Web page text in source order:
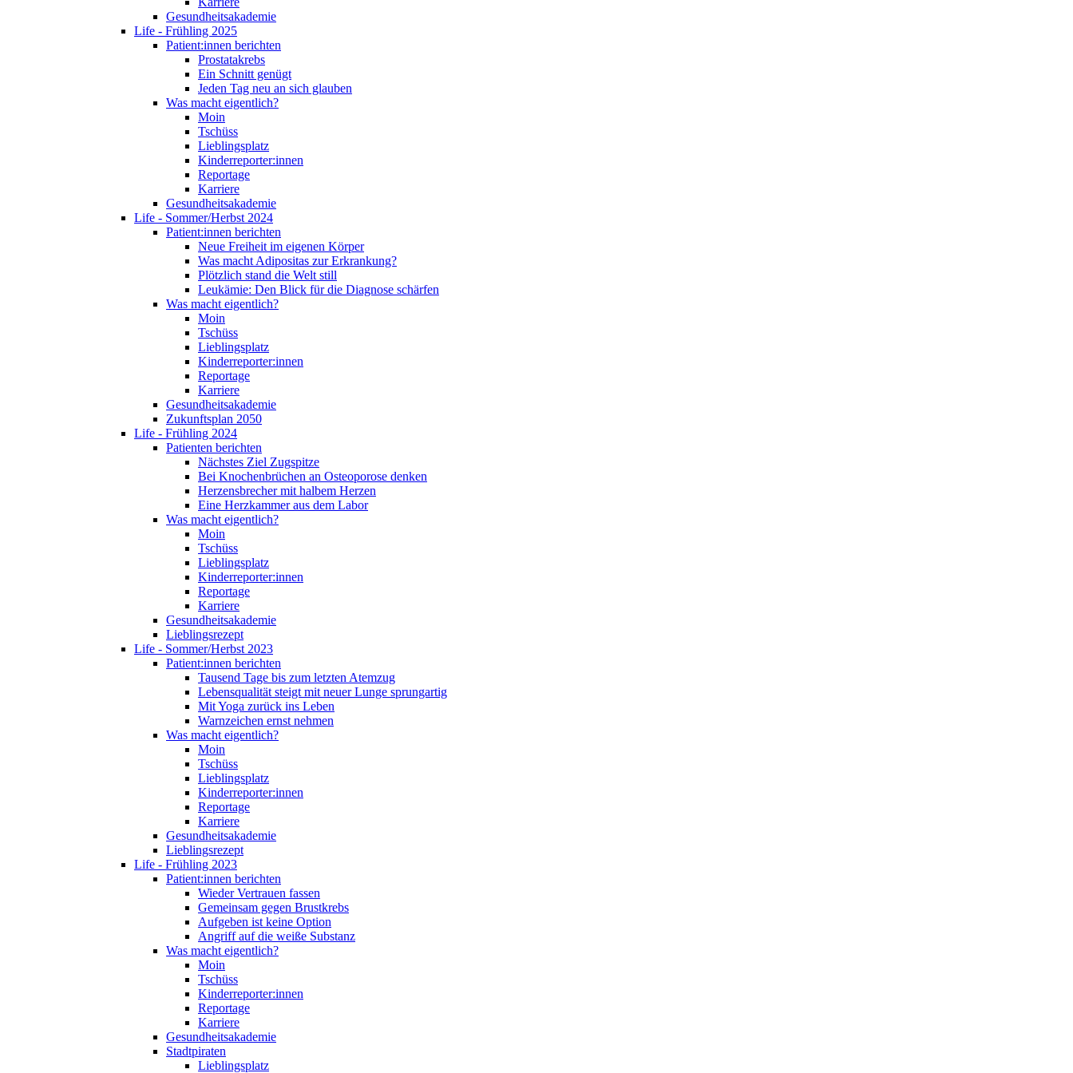
Gesundheitsakademie
Life - Frühling 2025
Patient:innen berichten
Prostatakrebs
Ein Schnitt genügt
Jeden Tag neu an sich glauben
Was macht eigentlich?
Moin
Tschüss
Lieblingsplatz
Kinderreporter:innen
Reportage
Karriere
Gesundheitsakademie
Life - Sommer/Herbst 2024
Patient:innen berichten
Neue Freiheit im eigenen Körper
Was macht Adipositas zur Erkrankung?
Plötzlich stand die Welt still
Leukämie: Den Blick für die Diagnose schärfen
Was macht eigentlich?
Moin
Tschüss
Lieblingsplatz
Kinderreporter:innen
Reportage
Karriere
Gesundheitsakademie
Zukunftsplan 2050
Life - Frühling 2024
Patienten berichten
Nächstes Ziel Zugspitze
Bei Knochenbrüchen an Osteoporose denken
Herzensbrecher mit halbem Herzen
Eine Herzkammer aus dem Labor
Was macht eigentlich?
Moin
Tschüss
Lieblingsplatz
Kinderreporter:innen
Reportage
Karriere
Gesundheitsakademie
Lieblingsrezept
Life - Sommer/Herbst 2023
Patient:innen berichten
Tausend Tage bis zum letzten Atemzug
Lebensqualität steigt mit neuer Lunge sprungartig
Mit Yoga zurück ins Leben
Warnzeichen ernst nehmen
Was macht eigentlich?
Moin
Tschüss
Lieblingsplatz
Kinderreporter:innen
Reportage
Karriere
Gesundheitsakademie
Lieblingsrezept
Life - Frühling 2023
Patient:innen berichten
Wieder Vertrauen fassen
Gemeinsam gegen Brustkrebs
Aufgeben ist keine Option
Angriff auf die weiße Substanz
Was macht eigentlich?
Moin
Tschüss
Kinderreporter:innen
Reportage
Karriere
Gesundheitsakademie
Stadtpiraten
Lieblingsplatz